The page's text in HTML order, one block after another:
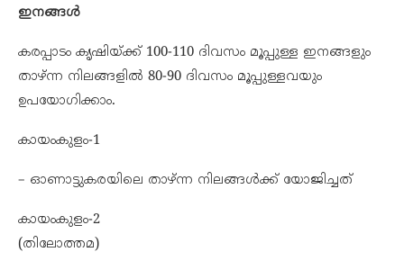
ഇനങ്ങൾ
കരപ്പാടം കൃഷിയ്ക്ക് 100-110 ദിവസം മൂപ്പുള്ള ഇനങ്ങളും
താഴ്ന്ന നിലങ്ങളില്‍ 80-90 ദിവസം മൂപ്പുള്ളവയും
ഉപയോഗിക്കാം.
കായംകുളം-1
– ഓണാട്ടുകരയിലെ താഴ്ന്ന നിലങ്ങള്‍ക്ക് യോജിച്ചത്‌
കായംകുളം-2
(തിലോത്തമ)